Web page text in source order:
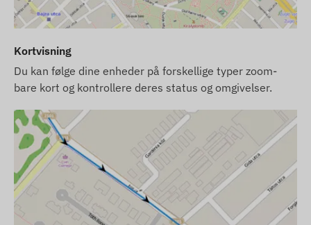
2G: Globalt
Hvis du kun køber enheden (uden
softwareabonnement), leveres den med
kortet, dets indstillinger og driften af kortet
(tankning, årlig datavalidering).
Hvis du køber et softwareabonnement sammen
med enheden, men intet SIM-kort, leverer vi
enheden allerede registreret i vores software og
klar til brug. Anskaffelse, opsætning og drift af
Kortvisning
Du kan følge dine enheder på forskellige typer zoom-
bare kort og kontrollere deres status og omgivelser.